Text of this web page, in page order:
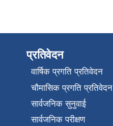
प्रतिवेदन
वार्षिक प्रगति प्रतिवेदन
चौमासिक प्रगति प्रतिवेदन
सार्वजनिक सुनुवाई
सार्वजनिक परीक्षण